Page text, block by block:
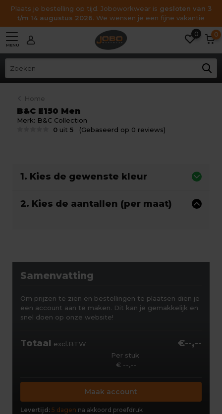
Plaats je bestelling op tijd. Joboworkwear is gesloten van 3
t/m 14 augustus 2026. We wensen je een fijne vakantie
MENU
0 0
Home
B&C E150 Men
Merk: B&C Collection
0 uit5 (Gebaseerd op 0 reviews)
1. Kies de gewenste kleur
2. Kies de aantallen (per maat)
Samenvatting
Om prijzen te zien en bestellingen te plaatsen dien je
een account aan te maken. Dit kan je gemakkelijk en
snel doen op onze website!
Totaal excl.BTW €--,--
Per stuk
€ --,--
Maak account
Levertijd: 5 dagen na akkoord proefdruk